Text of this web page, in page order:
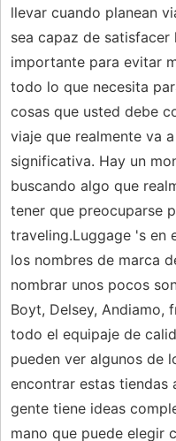
llevar cuando planean
sea capaz de
importante para evitar
todo lo que necesita
cosas que usted debe
viaje que realmente va
significativa. Hay un
buscando algo que
tener que preocuparse
traveling.Luggage 's en
los nombres de marca
nombrar unos pocos
Boyt, Delsey, Andiamo,
todo el equipaje de
pueden ver algunos de
encontrar estas tiendas
gente tiene ideas
mano que puede elegir